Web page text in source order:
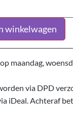
winkelwagen
maandag,
via DPD
iDeal. Achteraf